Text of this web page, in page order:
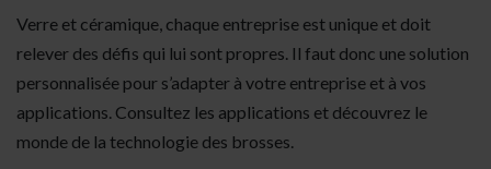
Verre et céramique, chaque entreprise est unique et doit
relever des défis qui lui sont propres. Il faut donc une solution
personnalisée pour s’adapter à votre entreprise et à vos
applications. Consultez les applications et découvrez le
monde de la technologie des brosses.